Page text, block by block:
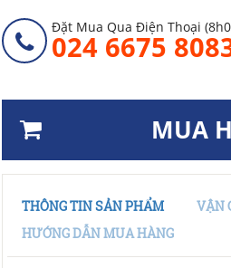
Đặt Mua Qua Điện Thoại
024 6675
MUA
THÔNG TIN SẢN PHẨM
VẬN
HƯỚNG DẪN MUA HÀNG